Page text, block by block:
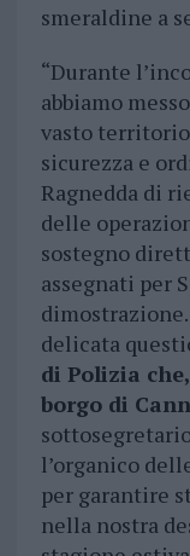
smeraldine a
“Durante
abbiamo
vasto
sicurezza e
Ragnedda di
delle
sostegno
assegnati per
delicata
di Polizia
borgo di
l’organico
per garantire
nella nostra